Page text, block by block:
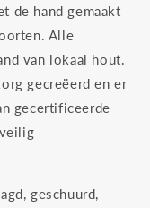
de hand gemaakt
Alle
van lokaal hout.
gecreëerd en er
gecertificeerde
geschuurd,